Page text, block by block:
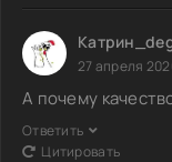
27 апреля
А почему
Ответить
Цитировать